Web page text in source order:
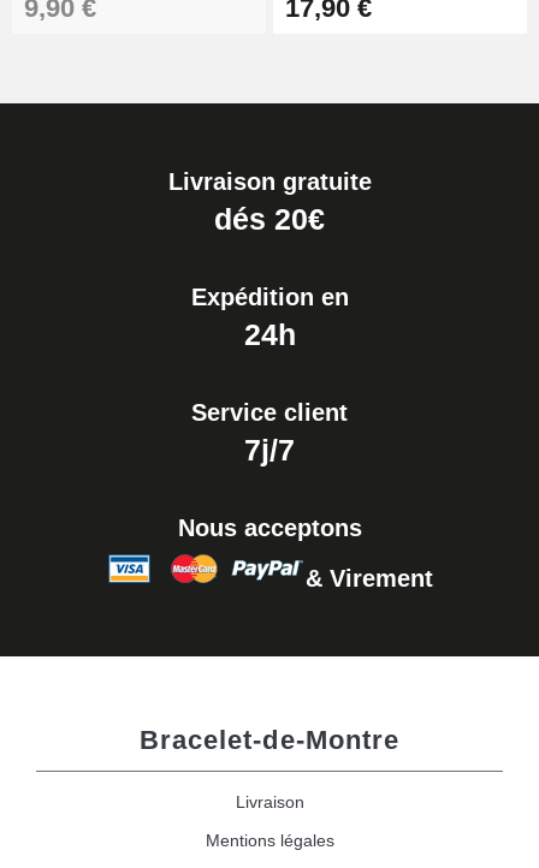
9,90 € 17,90 €
Livraison gratuite
dés 20€
Expédition en
24h
Service client
7j/7
Nous acceptons
& Virement
Bracelet-de-Montre
Livraison
Mentions légales